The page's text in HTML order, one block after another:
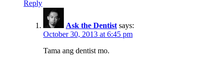
Reply
Ask the Dentist says:
October 30, 2013 at 6:45 pm
Tama ang dentist mo.